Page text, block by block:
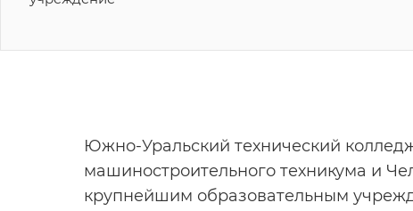
Южно-Уральский технический
машиностроительного техникума и
крупнейшим образовательным